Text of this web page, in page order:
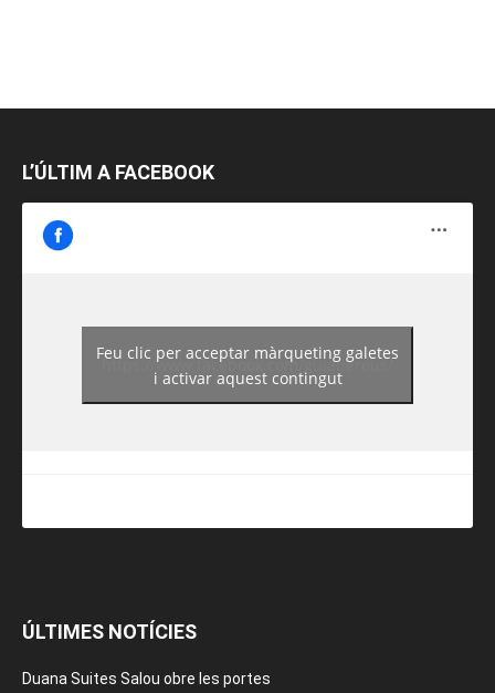
L’ÚLTIM A FACEBOOK
https://www.facebook.com/guiadereus/
Feu clic per acceptar màrqueting galetes
i activar aquest contingut
ÚLTIMES NOTÍCIES
Duana Suites Salou obre les portes